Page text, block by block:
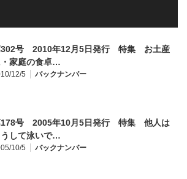
302号 2010年12月5日発行 特集 お土産
家庭の食卓…
12/5 バックナンバー
178号 2005年10月5日発行 特集 他人は
して泳いで…
10/5 バックナンバー